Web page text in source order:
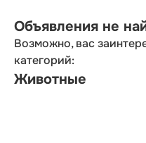
Объявления не
Возможно, вас
категорий:
Животные